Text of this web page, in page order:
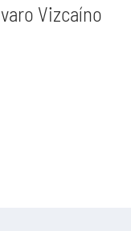
Vizcaíno